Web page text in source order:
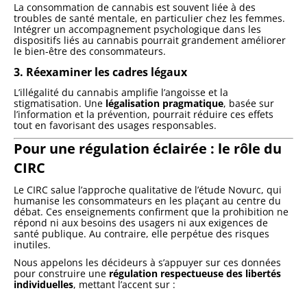
La consommation de cannabis est souvent liée à des
troubles de santé mentale, en particulier chez les femmes.
Intégrer un accompagnement psychologique dans les
dispositifs liés au cannabis pourrait grandement améliorer
le bien-être des consommateurs.
3. Réexaminer les cadres légaux
L’illégalité du cannabis amplifie l’angoisse et la
stigmatisation. Une légalisation pragmatique, basée sur
l’information et la prévention, pourrait réduire ces effets
tout en favorisant des usages responsables.
Pour une régulation éclairée : le rôle du
CIRC
Le CIRC salue l’approche qualitative de l’étude Novurc, qui
humanise les consommateurs en les plaçant au centre du
débat. Ces enseignements confirment que la prohibition ne
répond ni aux besoins des usagers ni aux exigences de
santé publique. Au contraire, elle perpétue des risques
inutiles.
Nous appelons les décideurs à s’appuyer sur ces données
pour construire une régulation respectueuse des libertés
individuelles, mettant l’accent sur :